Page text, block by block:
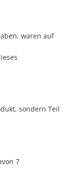
waren auf
sondern Teil
7